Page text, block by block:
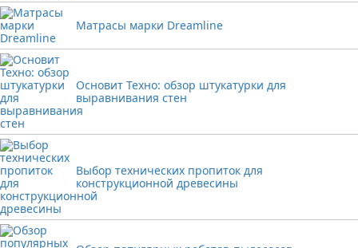
Матрасы марки Dreamline
Основит Техно: обзор штукатурки для
выравнивания стен
Выбор технических пропиток для
конструкционной древесины